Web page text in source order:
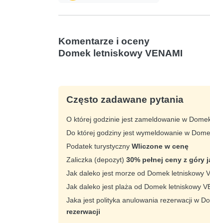
Komentarze i oceny
Domek letniskowy VENAMI
Często zadawane pytania
O której godzinie jest zameldowanie w
Do której godziny jest wymeldowanie w
Podatek turystyczny Wliczone w cenę
Zaliczka (depozyt) 30% pełnej ceny z góry
Jak daleko jest morze od Domek letniskowy
Jak daleko jest plaża od Domek letniskowy
Jaka jest polityka anulowania rezerwacji w
rezerwacji